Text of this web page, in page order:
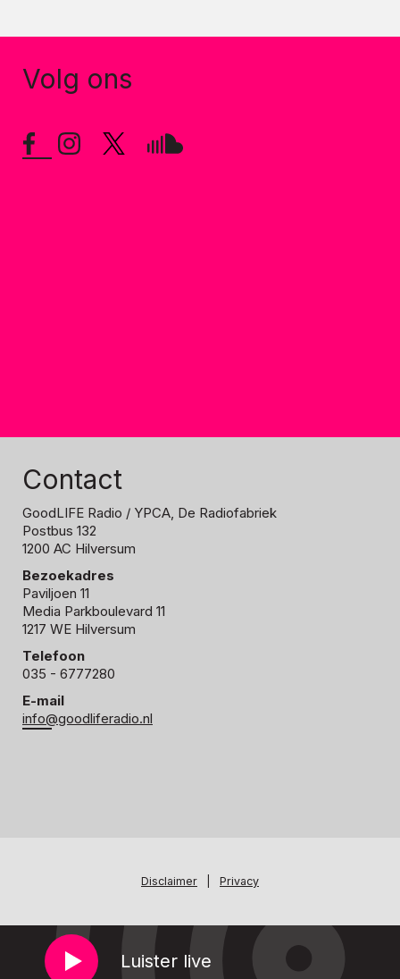
Luister live
Volg ons
Contact
GoodLIFE Radio / YPCA, De Radiofabriek
Postbus 132
1200 AC Hilversum
Bezoekadres
Paviljoen 11
Media Parkboulevard 11
1217 WE Hilversum
Telefoon
035 - 6777280
E-mail
info@goodliferadio.nl
Disclaimer Privacy